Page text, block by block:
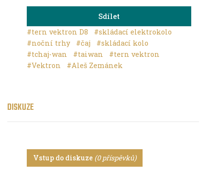
Sdílet
#tern vektron D8
#skládací elektrokolo
#noční trhy
#čaj
#skládací kolo
#tchaj-wan
#taiwan
#tern vektron
#Vektron
#Aleš Zemánek
DISKUZE
Vstup do diskuze (0 příspěvků)